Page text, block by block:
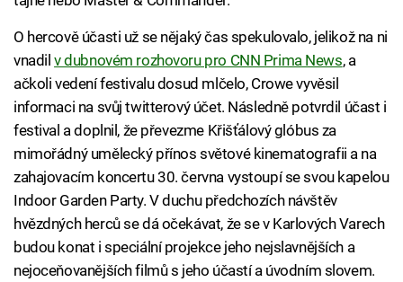
O hercově účasti už se nějaký čas spekulovalo, jelikož na ni
vnadilv dubnovém rozhovoru pro CNN Prima News, a
ačkoli vedení festivalu dosud mlčelo, Crowe vyvěsil
informaci na svůj twitterový účet. Následně potvrdil účast i
festival a doplnil, že převezme Křišťálový glóbus za
mimořádný umělecký přínos světové kinematografii a na
zahajovacím koncertu 30. června vystoupí se svou kapelou
Indoor Garden Party. V duchu předchozích návštěv
hvězdných herců se dá očekávat, že se v Karlových Varech
budou konat i speciální projekce jeho nejslavnějších a
nejoceňovanějších filmů s jeho účastí a úvodním slovem.